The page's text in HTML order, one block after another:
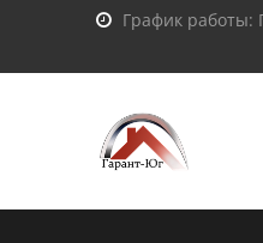
График работы: